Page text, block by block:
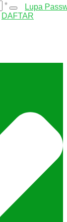
*
Lupa
DAFTAR